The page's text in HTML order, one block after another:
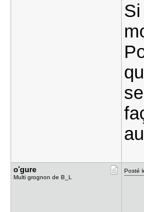
o'gure
Multi grognon de B_L
Posté